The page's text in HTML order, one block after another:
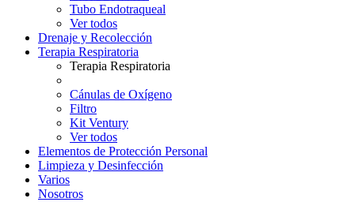
Tubo Endotraqueal
Ver todos
Drenaje y Recolección
Terapia Respiratoria
Terapia Respiratoria
Cánulas de Oxígeno
Filtro
Kit Ventury
Ver todos
Elementos de Protección Personal
Limpieza y Desinfección
Varios
Nosotros